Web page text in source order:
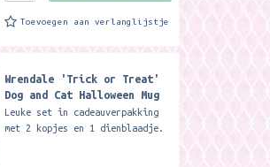
Toevoegen aan verlanglijstje
Wrendale 'Trick or Treat'
Dog and Cat Halloween Mug
and Tray Set
Leuke set in cadeauverpakking
met 2 kopjes en 1 dienblaadje.